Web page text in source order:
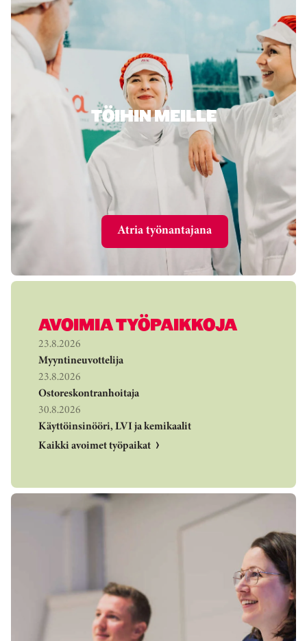
TÖIHIN MEILLE
Atria työnantajana
AVOIMIA TYÖPAIKKOJA
23.8.2026
Myyntineuvottelija
23.8.2026
Ostoreskontranhoitaja
30.8.2026
Käyttöinsinööri, LVI ja kemikaalit
Kaikki avoimet työpaikat